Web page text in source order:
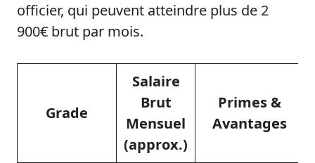
officier, qui peuvent atteindre plus de 2
900€ brut par mois.
Grade
Salaire
Brut
Mensuel
(approx.)
Primes &
Avantages